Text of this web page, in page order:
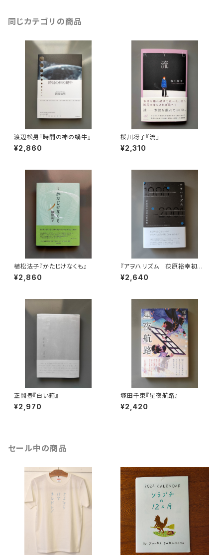
同じカテゴリの商品
渡辺松男『時間の神の蝸牛』
¥2,860
桜川冴子『流』
¥2,310
植松法子『かたじけなくも』
¥2,860
『アヲハリズム 荻原裕幸初期
短歌選集』
¥2,640
正岡豊『白い箱』
¥2,970
塚田千束『星夜航路』
¥2,420
セール中の商品